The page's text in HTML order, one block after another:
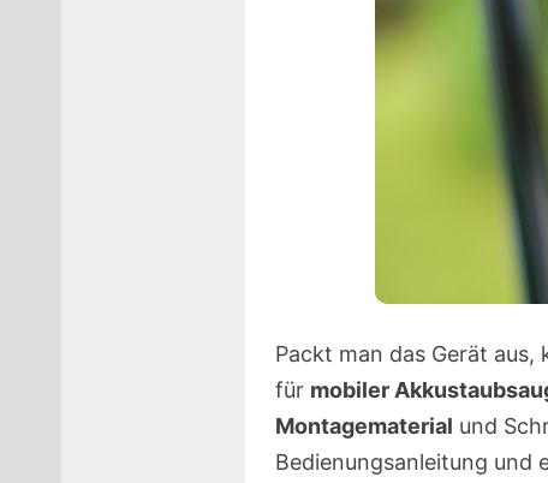
Packt man das Gerät
für mobiler
Montagematerial und
Bedienungsanleitung und